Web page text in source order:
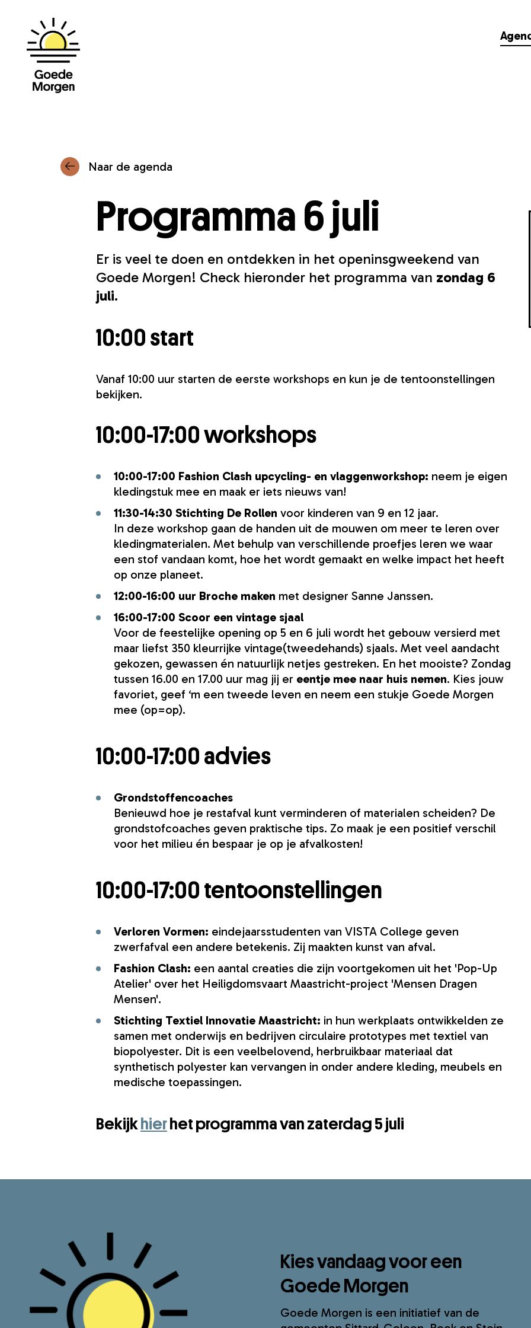
Naar de agenda
Programma 6 juli
Er is veel te doen en ontdekken in het openinsgweekend van
Goede Morgen! Check hieronder het programma van zondag 6
juli.
10:00 start
Vanaf 10:00 uur starten de eerste workshops en kun je de tentoonstellingen
bekijken.
10:00-17:00 workshops
10:00-17:00 Fashion Clash upcycling- en vlaggenworkshop: neem je eigen
kledingstuk mee en maak er iets nieuws van!
11:30-14:30 Stichting De Rollen voor kinderen van 9 en 12 jaar.
In deze workshop gaan de handen uit de mouwen om meer te leren over
kledingmaterialen. Met behulp van verschillende proefjes leren we waar
een stof vandaan komt, hoe het wordt gemaakt en welke impact het heeft
op onze planeet.
12:00-16:00 uur Broche maken met designer Sanne Janssen.
16:00-17:00 Scoor een vintage sjaal
Voor de feestelijke opening op 5 en 6 juli wordt het gebouw versierd met
maar liefst 350 kleurrijke vintage(tweedehands) sjaals. Met veel aandacht
gekozen, gewassen én natuurlijk netjes gestreken. En het mooiste? Zondag
tussen 16.00 en 17.00 uur mag jij er eentje mee naar huis nemen. Kies jouw
favoriet, geef ‘m een tweede leven en neem een stukje Goede Morgen
mee (op=op).
10:00-17:00 advies
Grondstoffencoaches
Benieuwd hoe je restafval kunt verminderen of materialen scheiden? De
grondstofcoaches geven praktische tips. Zo maak je een positief verschil
voor het milieu én bespaar je op je afvalkosten!
10:00-17:00 tentoonstellingen
Verloren Vormen: eindejaarsstudenten van VISTA College geven
zwerfafval een andere betekenis. Zij maakten kunst van afval.
Fashion Clash: een aantal creaties die zijn voortgekomen uit het 'Pop-Up
Atelier' over het Heiligdomsvaart Maastricht-project 'Mensen Dragen
Mensen'.
Stichting Textiel Innovatie Maastricht: in hun werkplaats ontwikkelden ze
samen met onderwijs en bedrijven circulaire prototypes met textiel van
biopolyester. Dit is een veelbelovend, herbruikbaar materiaal dat
synthetisch polyester kan vervangen in onder andere kleding, meubels en
medische toepassingen.
Bekijk hier het programma van zaterdag 5 juli
Kies vandaag voor een
Goede Morgen
Goede Morgen is een initiatief van de